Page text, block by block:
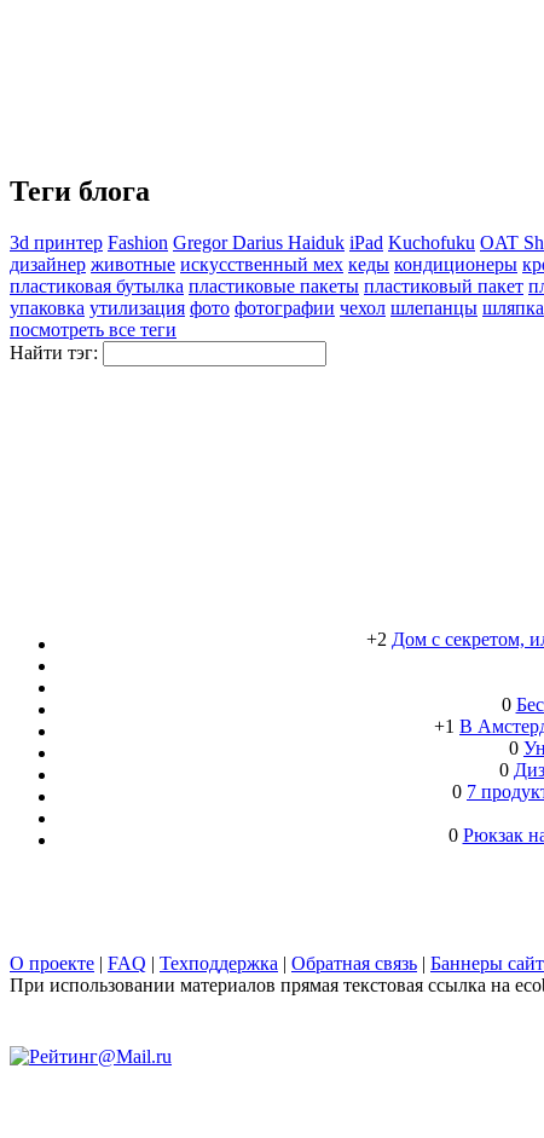
Теги блога
3d принтер Fashion Gregor Darius Haiduk iPad Kuchofuku OAT
дизайнер животные искусственный мех кеды кондиционеры
пластиковая бутылка пластиковые пакеты пластиковый пакет
упаковка утилизация фото фотографии чехол шлепанцы шляпка
посмотреть все теги
Найти тэг:
+2 Дом с секретом,
0
+1 В
0
0
0 7
0 Рюкзак
О проекте | FAQ | Техподдержка | Обратная связь | Баннеры
При использовании материалов прямая текстовая ссылка на